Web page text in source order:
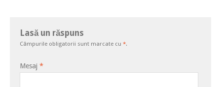
Lasă un răspuns
Câmpurile obligatorii sunt marcate cu *.
Mesaj *